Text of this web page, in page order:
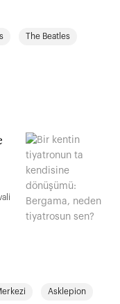
The Beatles
Asklepion